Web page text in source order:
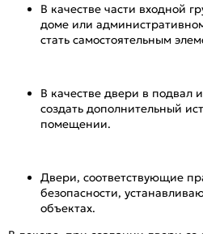
В качестве части входной
доме или
стать самостоятельным
В качестве двери в подвал
создать дополнительный
помещении.
Двери, соответствующие
безопасности,
объектах.